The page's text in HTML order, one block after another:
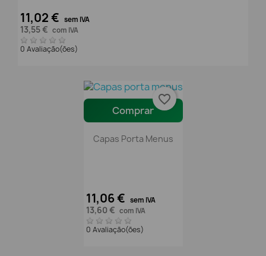
11,02 € sem IVA
13,55 € com IVA
0 Avaliação(ões)
Comprar
Capas Porta Menus
11,06 € sem IVA
13,60 € com IVA
0 Avaliação(ões)
favorite_border